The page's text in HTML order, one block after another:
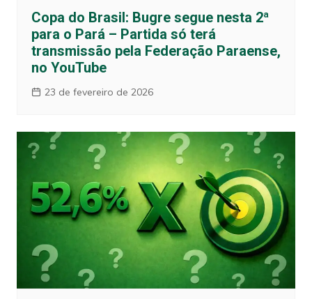
Copa do Brasil: Bugre segue nesta 2ª
para o Pará – Partida só terá
transmissão pela Federação Paraense,
no YouTube
23 de fevereiro de 2026